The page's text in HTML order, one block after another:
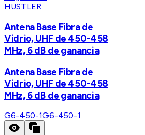
HUSTLER
Antena Base Fibra de
Vidrio, UHF de 450-458
MHz, 6 dB de ganancia
Antena Base Fibra de
Vidrio, UHF de 450-458
MHz, 6 dB de ganancia
G6-450-1G6-450-1